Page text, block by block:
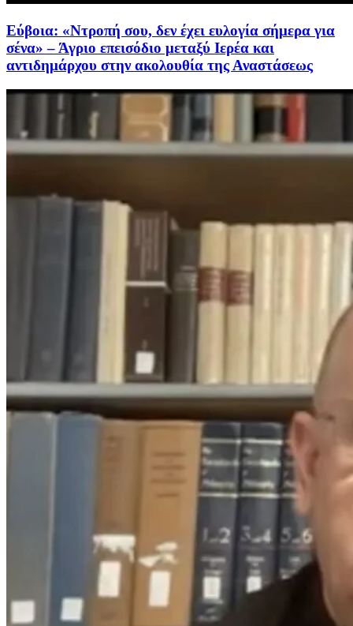
Εύβοια: «Ντροπή σου, δεν έχει ευλογία σήμερα για
σένα» – Άγριο επεισόδιο μεταξύ Ιερέα και
αντιδημάρχου στην ακολουθία της Αναστάσεως